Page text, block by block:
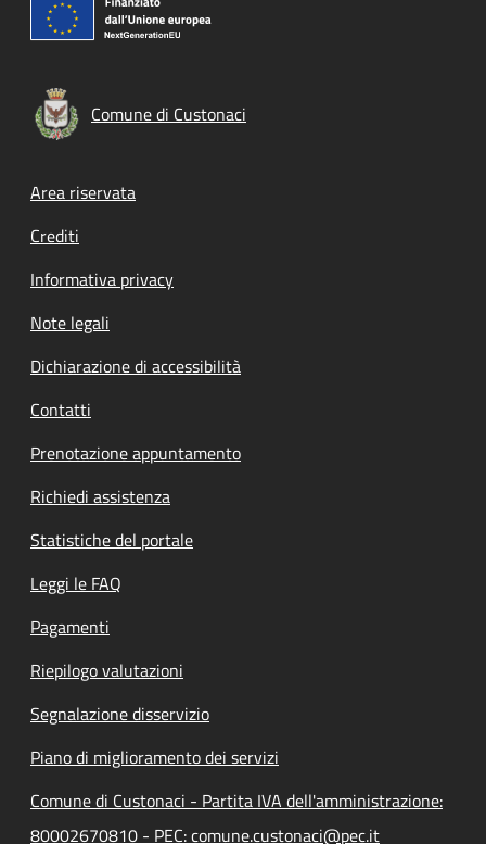
Comune di Custonaci
Footer menu
Area riservata
Crediti
Informativa privacy
Note legali
Dichiarazione di accessibilità
Contatti
Prenotazione appuntamento
Richiedi assistenza
Statistiche del portale
Leggi le FAQ
Pagamenti
Riepilogo valutazioni
Segnalazione disservizio
Piano di miglioramento dei servizi
Comune di Custonaci - Partita IVA dell'amministrazione:
80002670810 - PEC: comune.custonaci@pec.it